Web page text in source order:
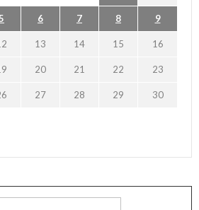
6 7 8 9
13 14 15 16
20 21 22 23
27 28 29 30